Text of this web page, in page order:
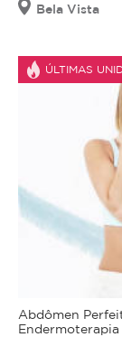
Bela Vista
ÚLTIMAS
Abdômen
Endermoterapia